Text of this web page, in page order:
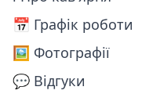
📅️ Графік роботи
🖼️ Фотографії
💬 Відгуки